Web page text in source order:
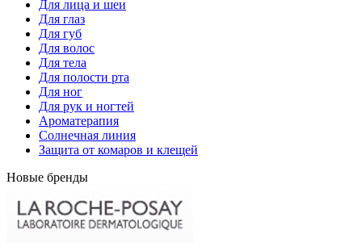
Для лица и шеи
Для глаз
Для губ
Для волос
Для тела
Для полости рта
Для ног
Для рук и ногтей
Ароматерапия
Солнечная линия
Защита от комаров и клещей
Новые бренды